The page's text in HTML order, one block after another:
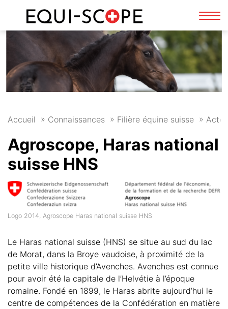
DE
Accueil Connaissances Filière équine suisse
Agroscope, Haras national
suisse HNS
Logo 2014, Agroscope Haras national suisse HNS
Le Haras national suisse (HNS) se situe au sud du lac
de Morat, dans la Broye vaudoise, à proximité de la
petite ville historique d’Avenches. Avenches est connue
pour avoir été la capitale de l’Helvétie à l’époque
romaine. Fondé en 1899, le Haras abrite aujourd’hui le
centre de compétences de la Confédération en matière